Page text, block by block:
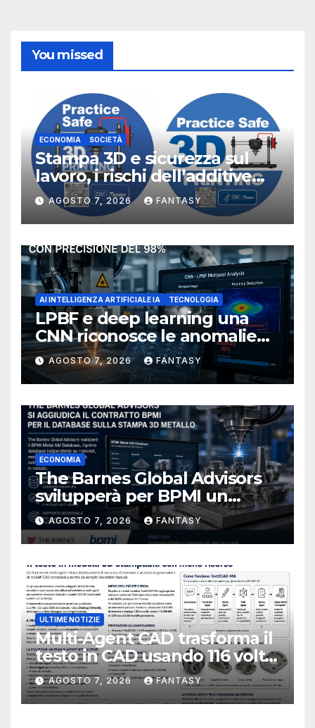
You missed
ECONOMIA SOCIETÀ
Stampa 3D e sicurezza sul
lavoro, i rischi dell’additive
manufacturing secondo
NIOSH
AGOSTO 7, 2026 FANTASY
AI INTELLIGENZA ARTIFICIALE IA TECNOLOGIA
LPBF e deep learning una
CNN riconosce le anomalie
del bagno di fusione
AGOSTO 7, 2026 FANTASY
ECONOMIA
The Barnes Global Advisors
svilupperà per BPMI un
database per la stampa 3D
metallica destinata alla filiera
navale statunitense
AGOSTO 7, 2026 FANTASY
ULTIME NOTIZIE
Multi-Agent CAD trasforma il
testo in CAD usando 116 volte
meno token
AGOSTO 7, 2026 FANTASY